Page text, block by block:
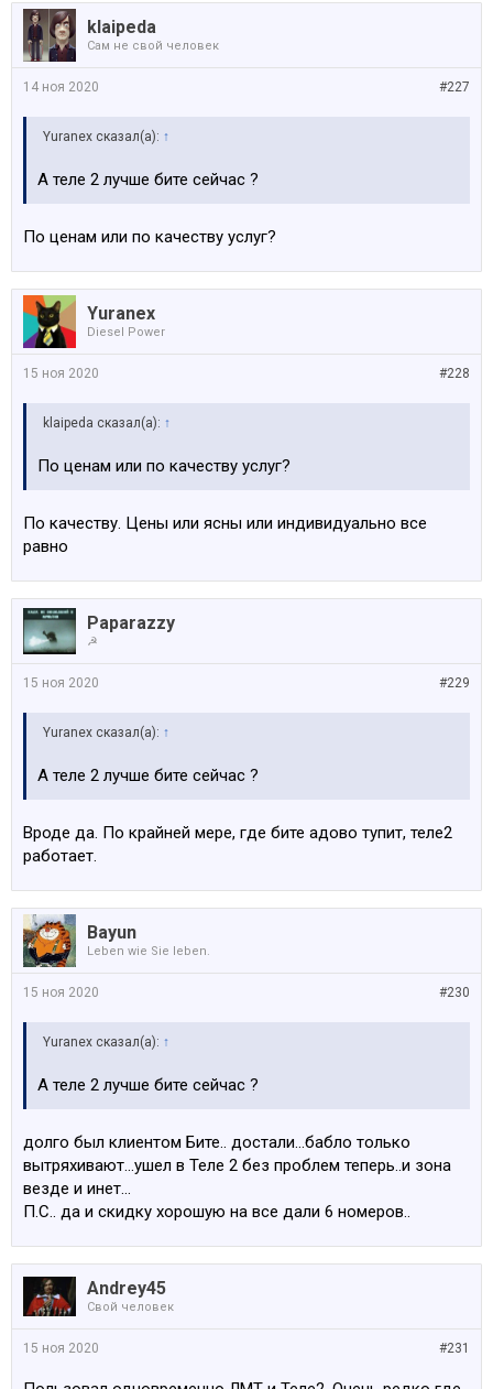
klaipeda
Сам не свой человек
#227
14 ноя 2020
Yuranex сказал(а): ↑
А теле 2 лучше бите сейчас ?
По ценам или по качеству услуг?
Yuranex
Diesel Power
#228
15 ноя 2020
klaipeda сказал(а): ↑
По ценам или по качеству услуг?
По качеству. Цены или ясны или индивидуально все
равно
Paparazzy
☭
#229
15 ноя 2020
Yuranex сказал(а): ↑
А теле 2 лучше бите сейчас ?
Вроде да. По крайней мере, где бите адово тупит, теле2
работает.
Bayun
Leben wie Sie leben.
#230
15 ноя 2020
Yuranex сказал(а): ↑
А теле 2 лучше бите сейчас ?
долго был клиентом Бите.. достали...бабло только
вытряхивают...ушел в Теле 2 без проблем теперь..и зона
везде и инет...
П.С.. да и скидку хорошую на все дали 6 номеров..
Andrey45
Свой человек
#231
15 ноя 2020